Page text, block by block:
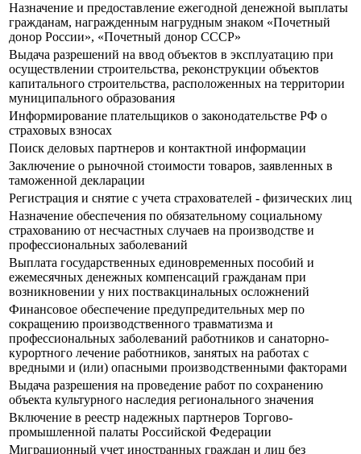
Назначение и предоставление ежегодной денежной выплаты
гражданам, награжденным нагрудным знаком «Почетный
донор России», «Почетный донор СССР»
Выдача разрешений на ввод объектов в эксплуатацию при
осуществлении строительства, реконструкции объектов
капитального строительства, расположенных на территории
муниципального образования
Информирование плательщиков о законодательстве РФ о
страховых взносах
Поиск деловых партнеров и контактной информации
Заключение о рыночной стоимости товаров, заявленных в
таможенной декларации
Регистрация и снятие с учета страхователей - физических лиц
Назначение обеспечения по обязательному социальному
страхованию от несчастных случаев на производстве и
профессиональных заболеваний
Выплата государственных единовременных пособий и
ежемесячных денежных компенсаций гражданам при
возникновении у них поствакцинальных осложнений
Финансовое обеспечение предупредительных мер по
сокращению производственного травматизма и
профессиональных заболеваний работников и санаторно-
курортного лечение работников, занятых на работах с
вредными и (или) опасными производственными факторами
Выдача разрешения на проведение работ по сохранению
объекта культурного наследия регионального значения
Включение в реестр надежных партнеров Торгово-
промышленной палаты Российской Федерации
Миграционный учет иностранных граждан и лиц без